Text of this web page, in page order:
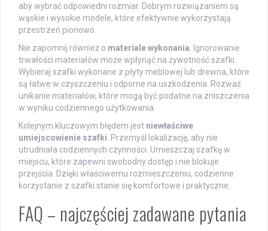
aby wybrać odpowiedni rozmiar. Dobrym rozwiązaniem są
wąskie i wysokie modele, które efektywnie wykorzystają
przestrzeń pionowo.
Nie zapomnij również o materiale wykonania . Ignorowanie
trwałości materiałów może wpłynąć na żywotność szafki.
Wybieraj szafki wykonane z płyty meblowej lub drewna, które
są łatwe w czyszczeniu i odporne na uszkodzenia. Rozważ
unikanie materiałów, które mogą być podatne na zniszczenia
w wyniku codziennego użytkowania.
Kolejnym kluczowym błędem jest niewłaściwe
umiejscowienie szafki . Przemyśl lokalizację, aby nie
utrudniała codziennych czynności. Umieszczaj szafkę w
miejscu, które zapewni swobodny dostęp i nie blokuje
przejścia. Dzięki właściwemu rozmieszczeniu, codzienne
korzystanie z szafki stanie się komfortowe i praktyczne.
FAQ – najczęściej zadawane pytania